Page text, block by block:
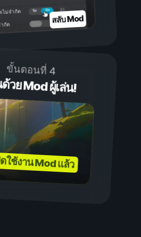
เปิด
ปิด
ไม่จำกัด
ำกัด สลับ Mod
ขั้นตอนที่ 4
วย Mod ผู้เล่น!
ใช้งาน Mod แล้ว